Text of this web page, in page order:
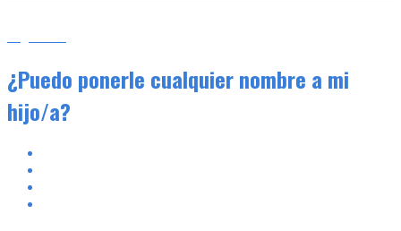
¿Puedo ponerle cualquier nombre a mi
hijo/a?